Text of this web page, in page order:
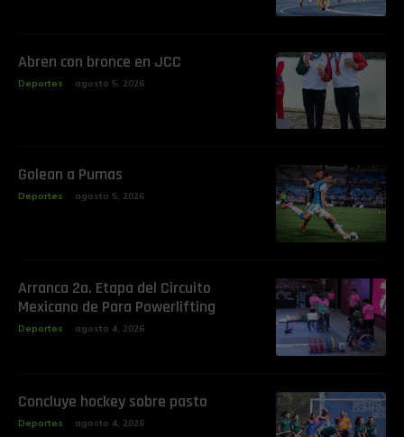
‎Abren con bronce en JCC
Deportes agosto 5, 2026
Golean a Pumas
Deportes agosto 5, 2026
‎Arranca 2a. Etapa del Circuito
Mexicano de Para Powerlifting
Deportes agosto 4, 2026
Concluye hockey sobre pasto
Deportes agosto 4, 2026